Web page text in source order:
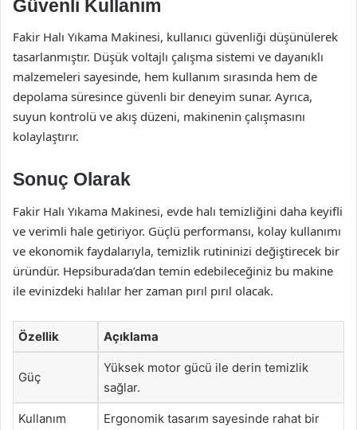
Güvenli Kullanım
Fakir Halı Yıkama Makinesi, kullanıcı güvenliği düşünülerek
tasarlanmıştır. Düşük voltajlı çalışma sistemi ve dayanıklı
malzemeleri sayesinde, hem kullanım sırasında hem de
depolama süresince güvenli bir deneyim sunar. Ayrıca,
suyun kontrolü ve akış düzeni, makinenin çalışmasını
kolaylaştırır.
Sonuç Olarak
Fakir Halı Yıkama Makinesi, evde halı temizliğini daha keyifli
ve verimli hale getiriyor. Güçlü performansı, kolay kullanımı
ve ekonomik faydalarıyla, temizlik rutininizi değiştirecek bir
üründür. Hepsiburada’dan temin edebileceğiniz bu makine
ile evinizdeki halılar her zaman pırıl pırıl olacak.
Özellik Açıklama
Güç
Yüksek motor gücü ile derin temizlik
sağlar.
Kullanım
Ergonomik tasarım sayesinde rahat bir